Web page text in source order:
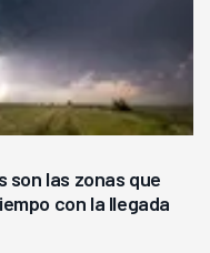
son las zonas que
con la llegada